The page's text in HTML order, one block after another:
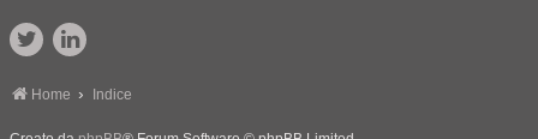
Home Indice